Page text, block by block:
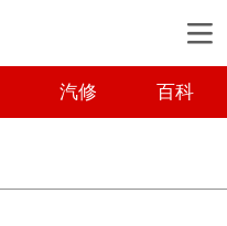
汽修 百科